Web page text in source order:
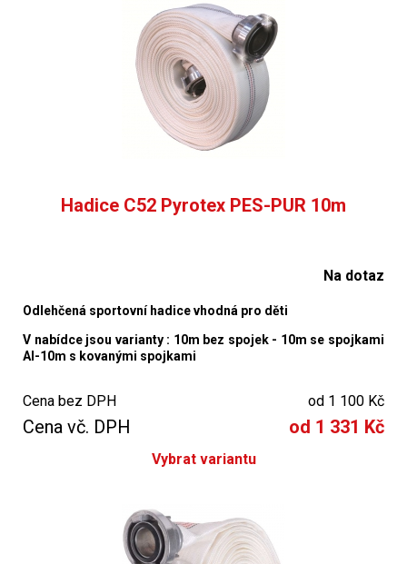
Hadice C52 Pyrotex PES-PUR 10m
Na dotaz
Odlehčená sportovní hadice vhodná pro děti
V nabídce jsou varianty : 10m bez spojek - 10m se spojkami
Al-10m s kovanými spojkami
Cena bez DPH od 1 100 Kč
Cena vč. DPH od 1 331 Kč
Vybrat variantu